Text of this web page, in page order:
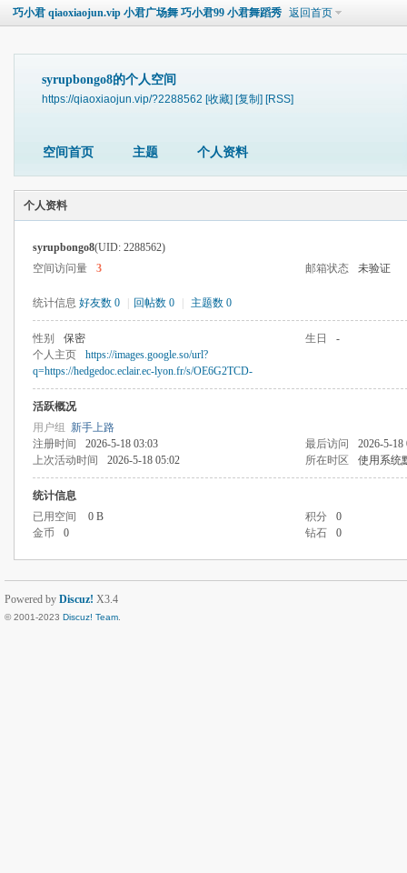
巧小君 qiaoxiaojun.vip 小君广场舞 巧小君99 小君舞蹈秀 返回首页
syrupbongo8的个人空间
https://qiaoxiaojun.vip/?2288562 [收藏] [复制] [RSS]
空间首页 主题 个人资料
个人资料
syrupbongo8(UID: 2288562)
空间访问量
3 邮箱状态 未验证
统计信息 好友数 0 回帖数 0 主题数 0
性别 保密 生日
-
个人主页
https://images.google.so/url?
q=https://hedgedoc.eclair.ec-lyon.fr/s/OE6G2TCD-
活跃概况
用户组 新手上路
注册时间
2026-5-18 03:03 最后访问
2026-5-18
上次活动时间
2026-5-18 05:02 所在时区 使用系统
统计信息
已用空间
0 B 积分
0
金币
0 钻石 0
Powered by Discuz! X3.4
© 2001-2023 Discuz! Team